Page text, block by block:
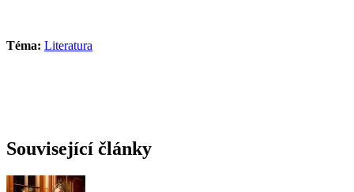
Téma: Literatura
Související články